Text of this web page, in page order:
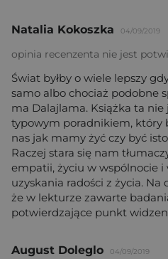
Natalia Kokoszka 04/09/2019
opinia recenzenta nie jest
Świat byłby o wiele lepszy
samo albo chociaż podobne
ma Dalajlama. Książka ta
typowym poradnikiem, który
nas jak mamy żyć czy być
Raczej stara się nam
empatii, życiu w wspólnocie i
uzyskania radości z życia. Na
że w lekturze zawarte
potwierdzające punkt
August Doleglo 04/09/2019